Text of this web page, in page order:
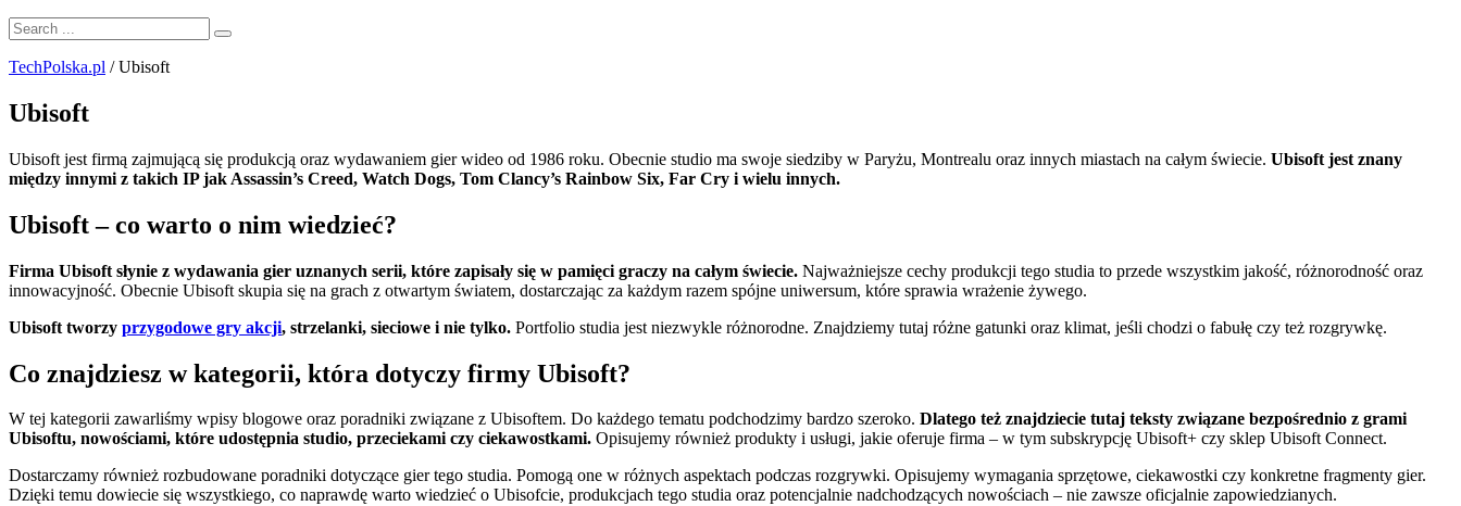
TechPolska.pl /Ubisoft
Ubisoft
Ubisoft jest firmą zajmującą się produkcją oraz wydawaniem gier wideo od 1986 roku. Obecnie studio ma swoje siedziby w Paryżu, Montrealu oraz innych miastach na całym świecie. Ubisoft jest znany
między innymi z takich IP jak Assassin’s Creed, Watch Dogs, Tom Clancy’s Rainbow Six, Far Cry i wielu innych.
Ubisoft – co warto o nim wiedzieć?
Firma Ubisoft słynie z wydawania gier uznanych serii, które zapisały się w pamięci graczy na całym świecie. Najważniejsze cechy produkcji tego studia to przede wszystkim jakość, różnorodność oraz
innowacyjność. Obecnie Ubisoft skupia się na grach z otwartym światem, dostarczając za każdym razem spójne uniwersum, które sprawia wrażenie żywego.
Ubisoft tworzy przygodowe gry akcji, strzelanki, sieciowe i nie tylko. Portfolio studia jest niezwykle różnorodne. Znajdziemy tutaj różne gatunki oraz klimat, jeśli chodzi o fabułę czy też rozgrywkę.
Co znajdziesz w kategorii, która dotyczy firmy Ubisoft?
W tej kategorii zawarliśmy wpisy blogowe oraz poradniki związane z Ubisoftem. Do każdego tematu podchodzimy bardzo szeroko. Dlatego też znajdziecie tutaj teksty związane bezpośrednio z grami
Ubisoftu, nowościami, które udostępnia studio, przeciekami czy ciekawostkami. Opisujemy również produkty i usługi, jakie oferuje firma – w tym subskrypcję Ubisoft+ czy sklep Ubisoft Connect.
Dostarczamy również rozbudowane poradniki dotyczące gier tego studia. Pomogą one w różnych aspektach podczas rozgrywki. Opisujemy wymagania sprzętowe, ciekawostki czy konkretne fragmenty gier.
Dzięki temu dowiecie się wszystkiego, co naprawdę warto wiedzieć o Ubisofcie, produkcjach tego studia oraz potencjalnie nadchodzących nowościach – nie zawsze oficjalnie zapowiedzianych.